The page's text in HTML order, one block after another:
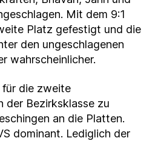
Mit dem 9:1
Platz gefestigt und die
den ungeschlagenen
wahrscheinlicher.
für die zweite
der Bezirksklasse zu
an die Platten.
dominant. Lediglich der